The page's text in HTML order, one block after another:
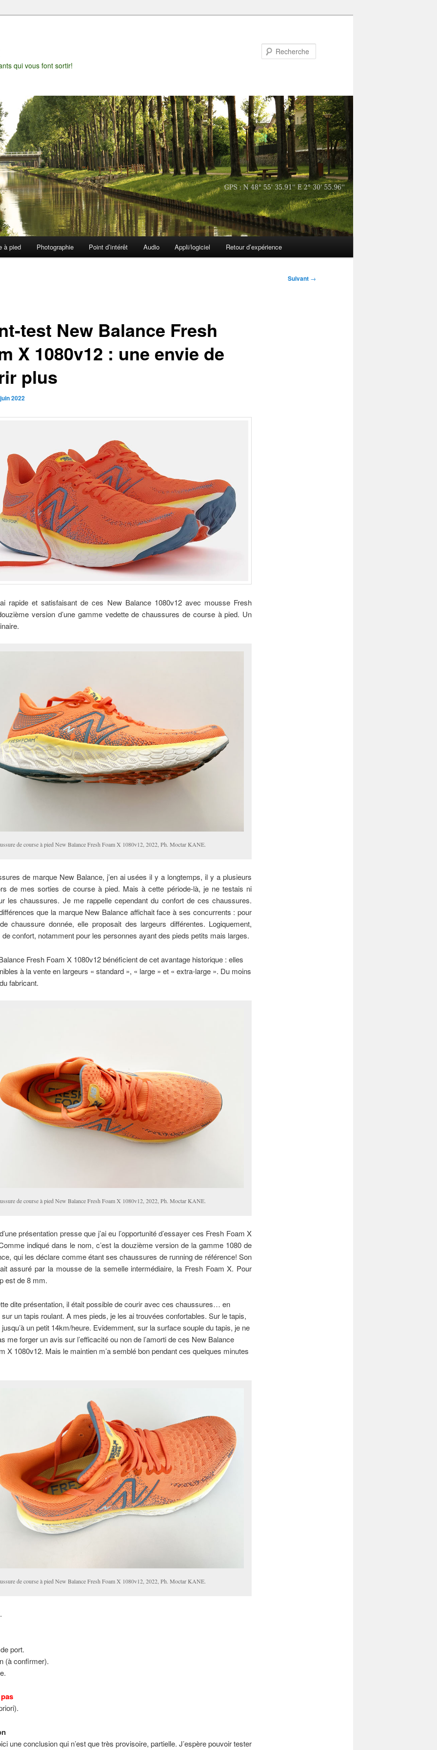
qui vous font sortir!
à pied Photographie Point d’intérêt Audio Appli/logiciel Retour d’expérience
Suivant →
test New Balance Fresh
X 1080v12 : une envie de
plus
2022
rapide et satisfaisant de ces New Balance 1080v12 avec mousse Fresh
version d’une gamme vedette de chaussures de course à pied. Un
de course à pied New Balance Fresh Foam X 1080v12, 2022, Ph. Moctar KANE.
de marque New Balance, j’en ai usées il y a longtemps, il y a plusieurs
de mes sorties de course à pied. Mais à cette période-là, je ne testais ni
les chaussures. Je me rappelle cependant du confort de ces chaussures.
que la marque New Balance affichait face à ses concurrents : pour
chaussure donnée, elle proposait des largeurs différentes. Logiquement,
de confort, notamment pour les personnes ayant des pieds petits mais larges.
Fresh Foam X 1080v12 bénéficient de cet avantage historique : elles
à la vente en largeurs « standard », « large » et « extra-large ». Du moins
fabricant.
de course à pied New Balance Fresh Foam X 1080v12, 2022, Ph. Moctar KANE.
présentation presse que j’ai eu l’opportunité d’essayer ces Fresh Foam X
indiqué dans le nom, c’est la douzième version de la gamme 1080 de
qui les déclare comme étant ses chaussures de running de référence! Son
assuré par la mousse de la semelle intermédiaire, la Fresh Foam X. Pour
est de 8 mm.
dite présentation, il était possible de courir avec ces chaussures… en
un tapis roulant. A mes pieds, je les ai trouvées confortables. Sur le tapis,
jusqu’à un petit 14km/heure. Evidemment, sur la surface souple du tapis, je ne
me forger un avis sur l’efficacité ou non de l’amorti de ces New Balance
X 1080v12. Mais le maintien m’a semblé bon pendant ces quelques minutes
de course à pied New Balance Fresh Foam X 1080v12, 2022, Ph. Moctar KANE.
port.
(à confirmer).
une conclusion qui n’est que très provisoire, partielle. J’espère pouvoir tester